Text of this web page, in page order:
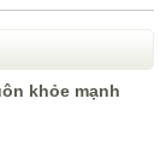
khỏe mạnh